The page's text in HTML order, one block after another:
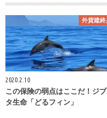
外貨建
2020.2.10
この保険の弱点はここだ！ジ
タ生命「どるフィン」